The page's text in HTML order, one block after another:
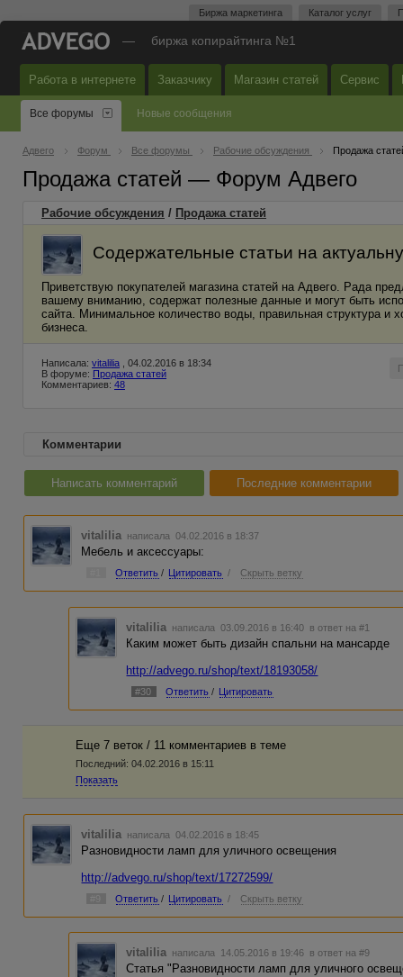
Биржа маркетинга Каталог услуг
— биржа копирайтинга №1
Работа в интернете Заказчику Магазин статей Сервис
Все форумы Новые сообщения
Адвего Форум Все форумы Рабочие обсуждения Продажа
Продажа статей — Форум Адвего
Рабочие обсуждения / Продажа статей
Содержательные статьи на
Приветствую покупателей магазина статей на Адвего. Рада
вашему вниманию, содержат полезные данные и могут быть
сайта. Минимальное количество воды, правильная структура и
бизнеса.
Написала: vitalilia , 04.02.2016 в 18:34
В форуме: Продажа статей
Комментариев: 48
Комментарии
Написать комментарий Последние комментарии
vitalilia написала 04.02.2016 в 18:37
Мебель и аксессуары:
Ответить / Цитировать / Скрыть ветку
vitalilia написала 03.09.2016 в 16:40 в ответ на #1
Каким может быть дизайн спальни на мансарде
http://advego.ru/shop/text/18193058/
#30 Ответить / Цитировать
Еще 7 веток / 11 комментариев в темe
Последний: 04.02.2016 в 15:11
Показать
vitalilia написала 04.02.2016 в 18:45
Разновидности ламп для уличного освещения
http://advego.ru/shop/text/17272599/
Ответить / Цитировать / Скрыть ветку
vitalilia написала 14.05.2016 в 19:46 в ответ на #9
Статья "Разновидности ламп для уличного